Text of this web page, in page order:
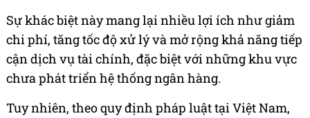
Sự khác biệt này mang lại nhiều lợi ích như giảm
chi phí, tăng tốc độ xử lý và mở rộng khả năng tiếp
cận dịch vụ tài chính, đặc biệt với những khu vực
chưa phát triển hệ thống ngân hàng.
Tuy nhiên, theo quy định pháp luật tại Việt Nam,